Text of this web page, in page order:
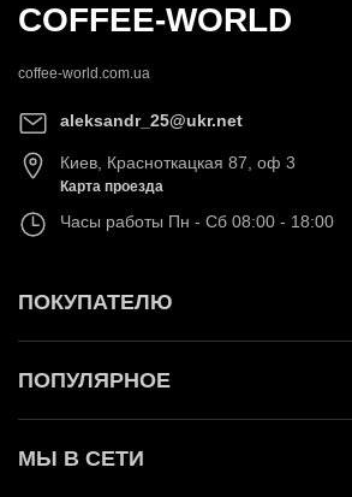
COFFEE-WORLD
coffee-world.com.ua
aleksandr_25@ukr.net
Киев Красноткацкая 87, оф 3
Карта проезда
Часы работы Пн - Сб 08:00 - 18:00
ПОКУПАТЕЛЮ
ПОПУЛЯРНОЕ
МЫ В СЕТИ